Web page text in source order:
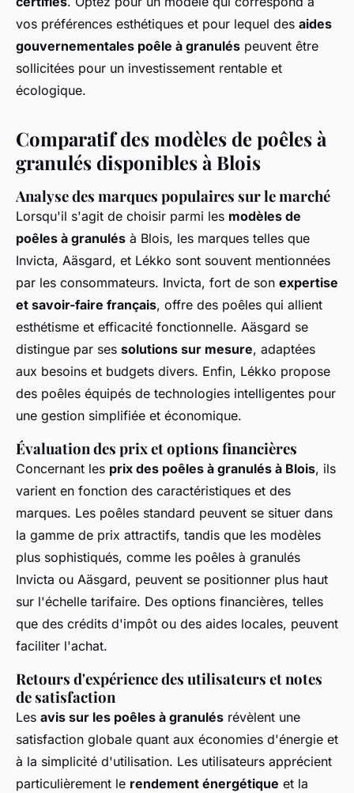
vos préférences esthétiques et pour lequel des aides
gouvernementales poêle à granulés peuvent être
sollicitées pour un investissement rentable et
écologique.
Comparatif des modèles de poêles à
granulés disponibles à Blois
Analyse des marques populaires sur le marché
Lorsqu'il s'agit de choisir parmi les modèles de
poêles à granulés à Blois, les marques telles que
Invicta, Aäsgard, et Lékko sont souvent mentionnées
par les consommateurs. Invicta, fort de son expertise
et savoir-faire français, offre des poêles qui allient
esthétisme et efficacité fonctionnelle. Aäsgard se
distingue par ses solutions sur mesure, adaptées
aux besoins et budgets divers. Enfin, Lékko propose
des poêles équipés de technologies intelligentes pour
une gestion simplifiée et économique.
Évaluation des prix et options financières
Concernant les prix des poêles à granulés à Blois, ils
varient en fonction des caractéristiques et des
marques. Les poêles standard peuvent se situer dans
la gamme de prix attractifs, tandis que les modèles
plus sophistiqués, comme les poêles à granulés
Invicta ou Aäsgard, peuvent se positionner plus haut
sur l'échelle tarifaire. Des options financières, telles
que des crédits d'impôt ou des aides locales, peuvent
faciliter l'achat.
Retours d'expérience des utilisateurs et notes
de satisfaction
Les avis sur les poêles à granulés révèlent une
satisfaction globale quant aux économies d'énergie et
à la simplicité d'utilisation. Les utilisateurs apprécient
particulièrement le rendement énergétique et la